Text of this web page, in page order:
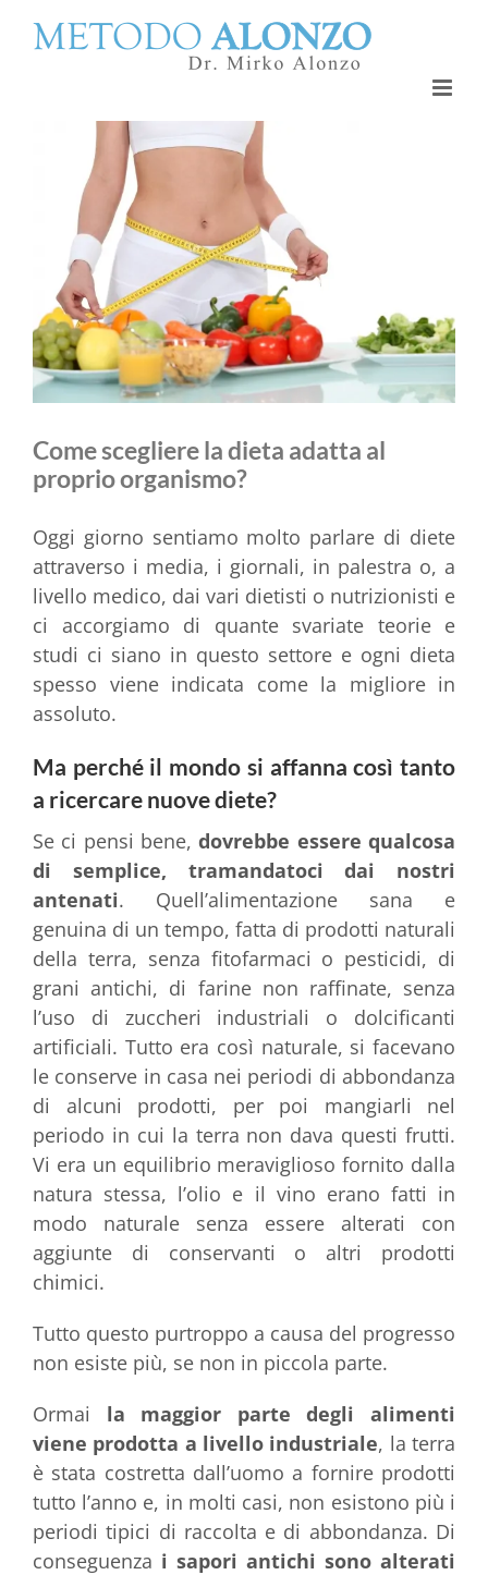
Come scegliere la dieta adatta al
proprio organismo?
Oggi giorno sentiamo molto parlare di diete
attraverso i media, i giornali, in palestra o, a
livello medico, dai vari dietisti o nutrizionisti e
ci accorgiamo di quante svariate teorie e
studi ci siano in questo settore e ogni dieta
spesso viene indicata come la migliore in
assoluto.
Ma perché il mondo si affanna così tanto
a ricercare nuove diete?
Se ci pensi bene,dovrebbe essere qualcosa
di semplice, tramandatoci dai nostri
antenati. Quell’alimentazione sana e
genuina di un tempo, fatta di prodotti naturali
della terra, senza fitofarmaci o pesticidi, di
grani antichi, di farine non raffinate, senza
l’uso di zuccheri industriali o dolcificanti
artificiali. Tutto era così naturale, si facevano
le conserve in casa nei periodi di abbondanza
di alcuni prodotti, per poi mangiarli nel
periodo in cui la terra non dava questi frutti.
Vi era un equilibrio meraviglioso fornito dalla
natura stessa, l’olio e il vino erano fatti in
modo naturale senza essere alterati con
aggiunte di conservanti o altri prodotti
chimici.
Tutto questo purtroppo a causa del progresso
non esiste più, se non in piccola parte.
Ormai la maggior parte degli alimenti
viene prodotta a livello industriale, la terra
è stata costretta dall’uomo a fornire prodotti
tutto l’anno e, in molti casi, non esistono più i
periodi tipici di raccolta e di abbondanza. Di
conseguenza i sapori antichi sono alterati